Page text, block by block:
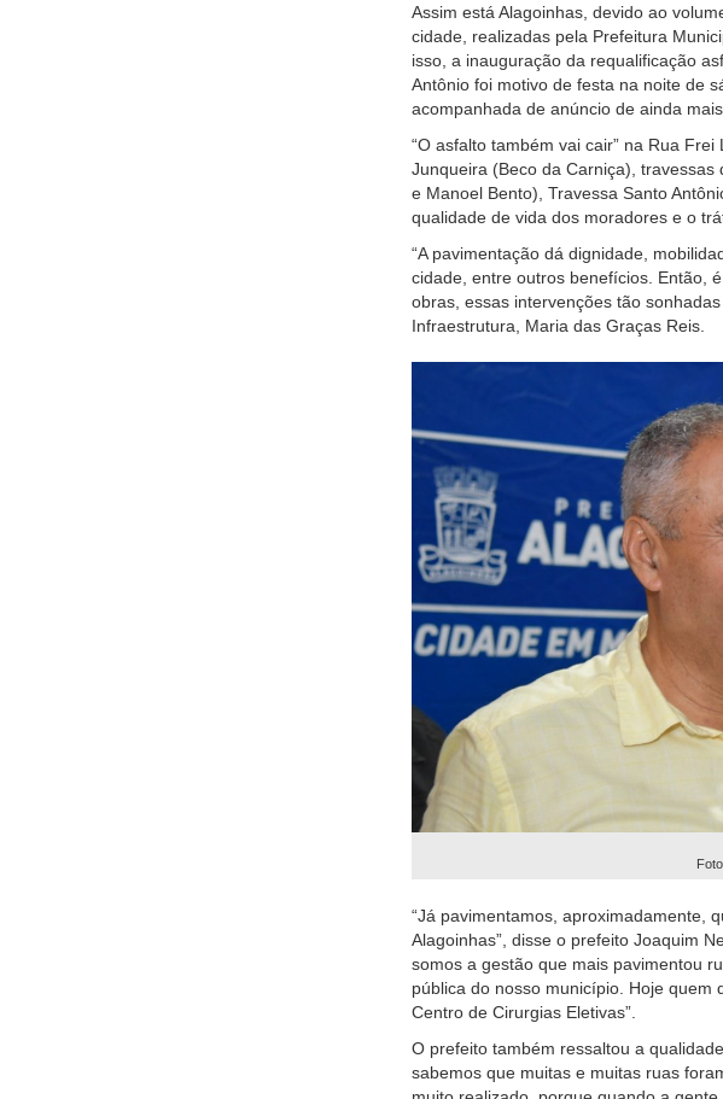
Assim está Alagoinhas, devido ao
cidade, realizadas pela Prefeitura
isso, a inauguração da requalificação
Antônio foi motivo de festa na noite de
acompanhada de anúncio de ainda
“O asfalto também vai cair” na Rua
Junqueira (Beco da Carniça),
e Manoel Bento), Travessa Santo
qualidade de vida dos moradores e o
“A pavimentação dá dignidade,
cidade, entre outros benefícios. Então,
obras, essas intervenções tão
Infraestrutura, Maria das Graças Reis.
“Já pavimentamos, aproximadamente,
Alagoinhas”, disse o prefeito Joaquim
somos a gestão que mais pavimentou
pública do nosso município. Hoje quem
Centro de Cirurgias Eletivas”.
O prefeito também ressaltou a
sabemos que muitas e muitas ruas